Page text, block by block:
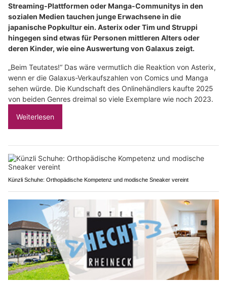
Streaming-Plattformen oder Manga-Communitys in den
sozialen Medien tauchen junge Erwachsene in die
japanische Popkultur ein. Asterix oder Tim und Struppi
hingegen sind etwas für Personen mittleren Alters oder
deren Kinder, wie eine Auswertung von Galaxus zeigt.
„Beim Teutates!“ Das wäre vermutlich die Reaktion von Asterix,
wenn er die Galaxus-Verkaufszahlen von Comics und Manga
sehen würde. Die Kundschaft des Onlinehändlers kaufte 2025
von beiden Genres dreimal so viele Exemplare wie noch 2023.
Weiterlesen
Künzli Schuhe: Orthopädische Kompetenz und modische Sneaker vereint